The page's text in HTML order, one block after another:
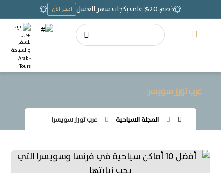
خصم 20% على بكجات شهر العسل احجز الآن
عرب تورز سويسرا
المجلة السياحية عرب تورز سويسرا